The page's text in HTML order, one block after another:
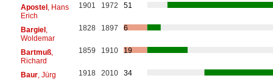
Apostel, Hans
Erich
1901 1972 51
Bargiel,
Woldemar
1828 1897 6
Bartmuß,
Richard
1859 1910 19
Baur, Jürg 1918 2010
34